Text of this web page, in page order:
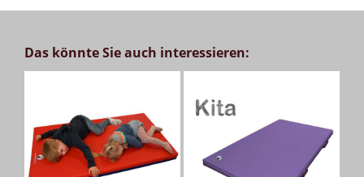
Das könnte Sie auch interessieren: